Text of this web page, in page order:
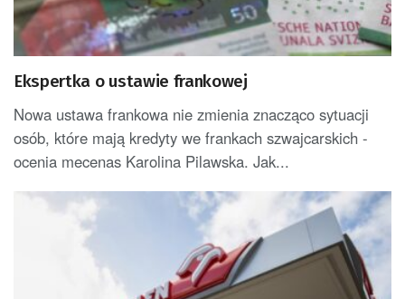
Ekspertka o ustawie frankowej
Nowa ustawa frankowa nie zmienia znacząco sytuacji
osób, które mają kredyty we frankach szwajcarskich -
ocenia mecenas Karolina Pilawska. Jak...